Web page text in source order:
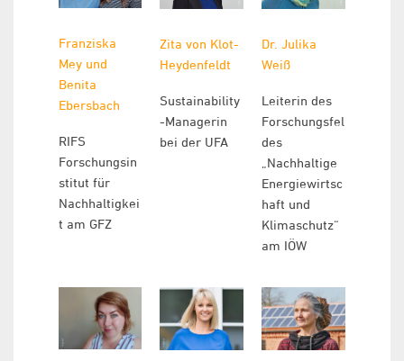
Franziska
Mey und
Benita
Ebersbach
RIFS
Forschungsin
stitut für
Nachhaltigkei
t am GFZ
Zita von Klot-
Heydenfeldt
Sustainability
-Managerin
bei der UFA
Dr. Julika
Weiß
Leiterin des
Forschungsfel
des
„Nachhaltige
Energiewirtsc
haft und
Klimaschutz“
am IÖW